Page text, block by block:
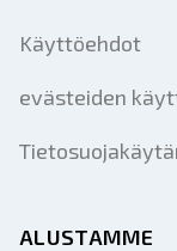
Käyttöehdot
evästeiden
ALUSTAMME